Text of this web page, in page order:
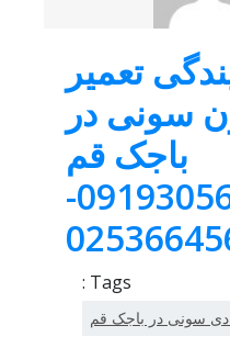
تعمیر
سونی در
باجک قم
|09193056404-
Tags :
دی سونی در باجک قم